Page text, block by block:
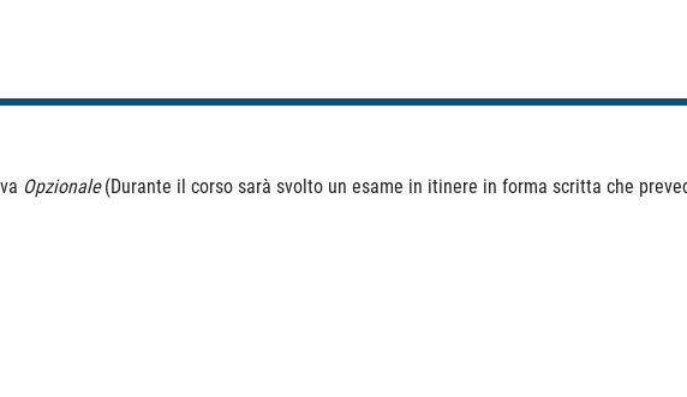
Opzionale(Durante il corso sarà svolto un esame in itinere in forma scritta che